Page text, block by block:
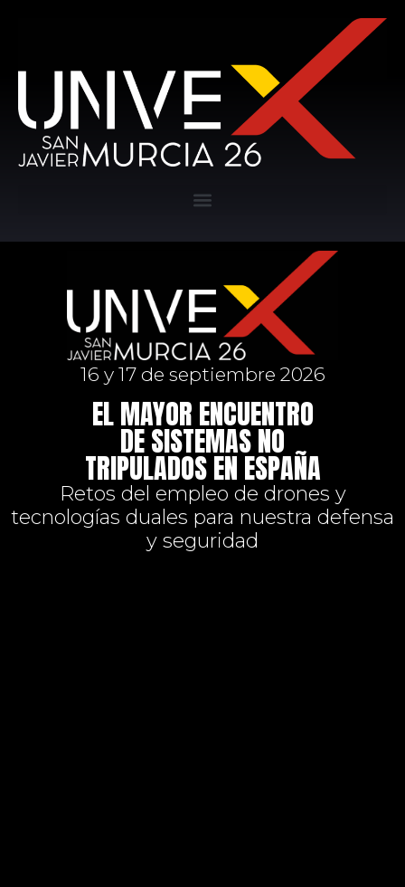
16 y 17 de septiembre 2026
EL MAYOR ENCUENTRO
DE SISTEMAS NO
TRIPULADOS EN ESPAÑA
Retos del empleo de drones y
tecnologías duales para nuestra defensa
y seguridad